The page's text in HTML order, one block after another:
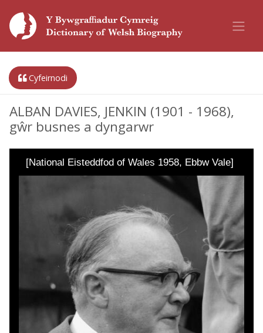
Cyfeirnodi
ALBAN DAVIES, JENKIN (1901 - 1968),
gŵr busnes a dyngarwr
[National Eisteddfod of Wales 1958, Ebbw Vale]